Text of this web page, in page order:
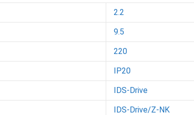
2.2
9.5
220
IP20
IDS-Drive
IDS-Drive/Z-NK